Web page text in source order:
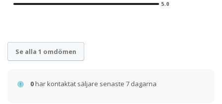
5.0
Se alla 1 omdömen
0har kontaktat säljare senaste 7 dagarna